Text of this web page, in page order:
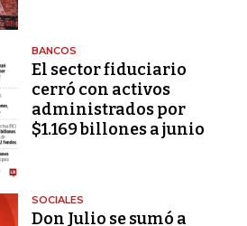
BANCOS
El sector fiduciario
cerró con activos
administrados por
$1.169 billones a junio
SOCIALES
Don Julio se sumó a